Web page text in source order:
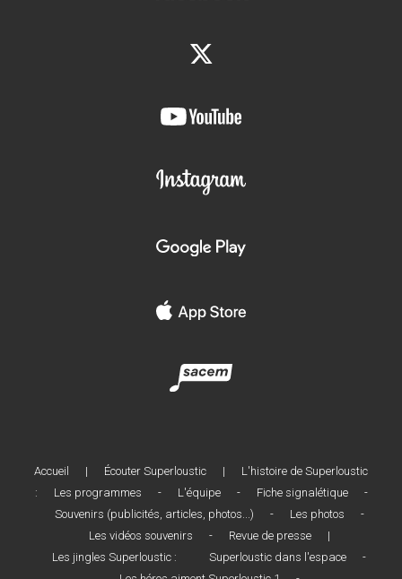
Accueil | Écouter Superloustic |
L'histoire de Superloustic
:
Les programmes - L'équipe - Fiche signalétique
-
Souvenirs (publicités, articles, photos...)
- Les photos
-
Les vidéos souvenirs
- Revue de presse
|
Les jingles Superloustic :
Superloustic dans l'espace
-